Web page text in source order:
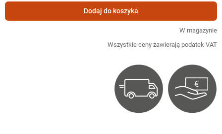
Dodaj do koszyka
W magazynie
Wszystkie ceny zawierają podatek VAT